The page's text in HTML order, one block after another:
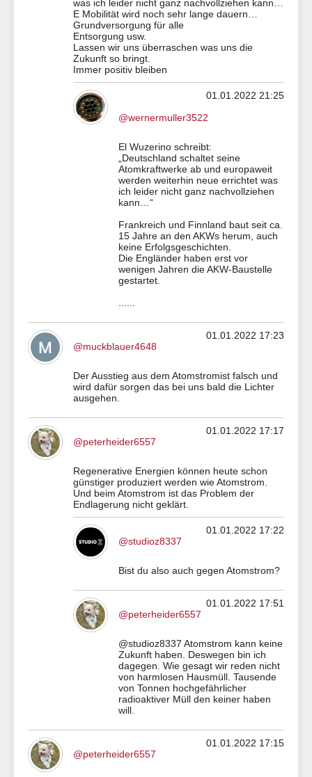
was ich leider nicht ganz nachvollziehen kann…
E Mobilität wird noch sehr lange dauern…
Grundversorgung für alle
Entsorgung usw.
Lassen wir uns überraschen was uns die
Zukunft so bringt.
Immer positiv bleiben
01.01.2022 21:25
@wernermuller3522
El Wuzerino schreibt:
„Deutschland schaltet seine
Atomkraftwerke ab und europaweit
werden weiterhin neue errichtet was
ich leider nicht ganz nachvollziehen
kann…“
Frankreich und Finnland baut seit ca.
15 Jahre an den AKWs herum, auch
keine Erfolgsgeschichten.
Die Engländer haben erst vor
wenigen Jahren die AKW-Baustelle
gestartet.
01.01.2022 17:23
@muckblauer4648
Der Ausstieg aus dem Atomstromist falsch und
wird dafür sorgen das bei uns bald die Lichter
ausgehen.
01.01.2022 17:17
@peterheider6557
Regenerative Energien können heute schon
günstiger produziert werden wie Atomstrom.
Und beim Atomstrom ist das Problem der
Endlagerung nicht geklärt.
01.01.2022 17:22
@studioz8337
Bist du also auch gegen Atomstrom?
01.01.2022 17:51
@peterheider6557
@studioz8337 Atomstrom kann keine
Zukunft haben. Deswegen bin ich
dagegen. Wie gesagt wir reden nicht
von harmlosen Hausmüll. Tausende
von Tonnen hochgefährlicher
radioaktiver Müll den keiner haben
will.
01.01.2022 17:15
@peterheider6557